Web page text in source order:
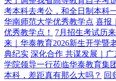
考本科去考公，和全日制本科
华南师范大学优秀教学点 喜报
优秀教学点！
7月招生考试历
来｜华泰教育2026新生开学暨
典纪实 深化合作 共谋发展｜
学院领导一行莅临华泰教育集
本科，差距真有那么大吗？ 回